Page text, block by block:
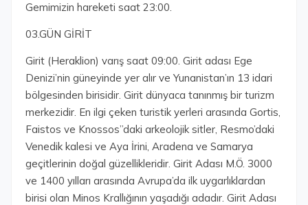
Gemimizin hareketi saat 23:00.
03.GÜN GİRİT
Girit (Heraklion) varış saat 09:00. Girit adası Ege
Denizi’nin güneyinde yer alır ve Yunanistan’ın 13 idari
bölgesinden birisidir. Girit dünyaca tanınmış bir turizm
merkezidir. En ilgi çeken turistik yerleri arasında Gortis,
Faistos ve Knossos”daki arkeolojik sitler, Resmo’daki
Venedik kalesi ve Aya İrini, Aradena ve Samarya
geçitlerinin doğal güzellikleridir. Girit Adası M.Ö. 3000
ve 1400 yılları arasında Avrupa’da ilk uygarlıklardan
birisi olan Minos Krallığının yaşadığı adadır. Girit Adası